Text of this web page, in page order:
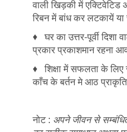
वाली खिड़की में
रिबन में बांध कर लटकायें
♦ घर का उत्तर-पूर्वी दिशा
प्रकार प्रकाशमान रहना
♦ शिक्षा में सफलता के लिए
काँच के बर्तन मे आठ
नोट : अपने जीवन से